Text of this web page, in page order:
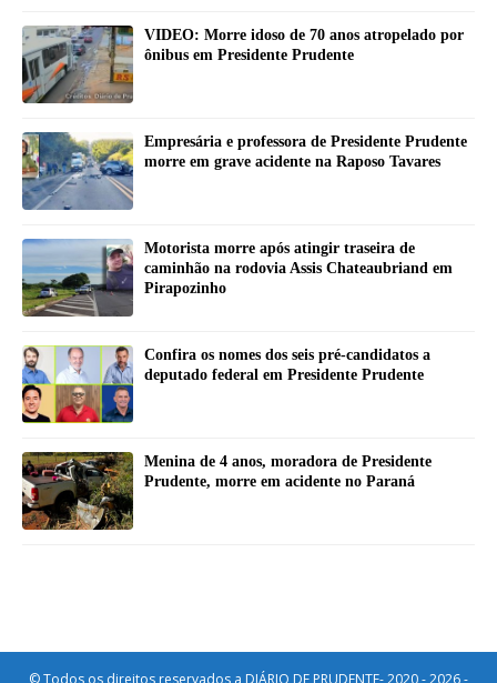
VIDEO: Morre idoso de 70 anos atropelado por
ônibus em Presidente Prudente
Empresária e professora de Presidente Prudente
morre em grave acidente na Raposo Tavares
Motorista morre após atingir traseira de
caminhão na rodovia Assis Chateaubriand em
Pirapozinho
Confira os nomes dos seis pré-candidatos a
deputado federal em Presidente Prudente
Menina de 4 anos, moradora de Presidente
Prudente, morre em acidente no Paraná
© Todos os direitos reservados a DIÁRIO DE PRUDENTE- 2020 - 2026 -